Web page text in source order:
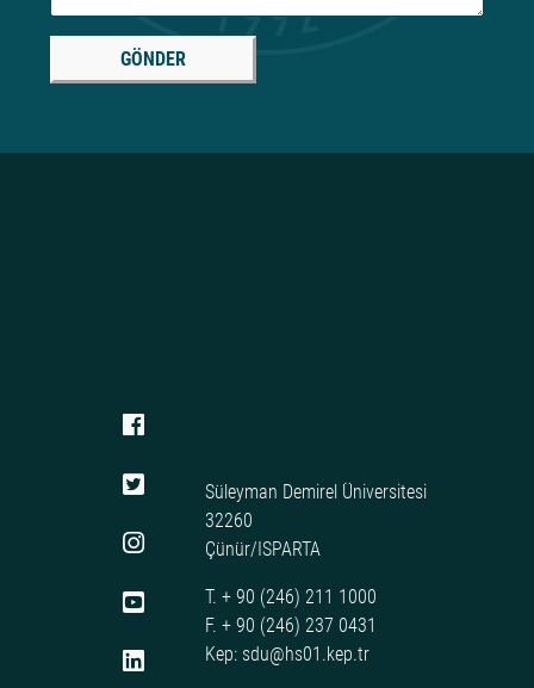
GÖNDER
Süleyman Demirel Üniversitesi
32260
Çünür/ISPARTA
T. + 90 (246) 211 1000
F. + 90 (246) 237 0431
Kep: sdu@hs01.kep.tr